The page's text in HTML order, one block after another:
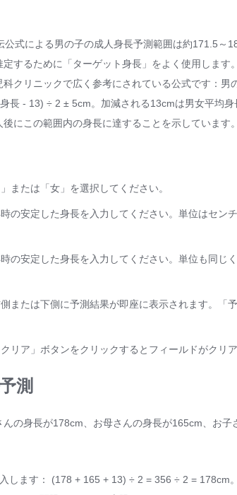
式による男の子の成人身長予測範囲は約171.5～
するために「ターゲット身長」をよく使用しま
クリニックで広く参考にされている公式です：
長 - 13) ÷ 2 ± 5cm。加減される13cmは男女平均
にこの範囲内の身長に達することを示しています。
または「女」を選択してください。
の安定した身長を入力してください。単位はセン
の安定した身長を入力してください。単位も同
または下側に予測結果が即座に表示されます。
リア」ボタンをクリックするとフィールドがクリ
測
の身長が178cm、お母さんの身長が165cm、お子
します： (178 + 165 + 13) ÷ 2 = 356 ÷ 2 = 178cm。